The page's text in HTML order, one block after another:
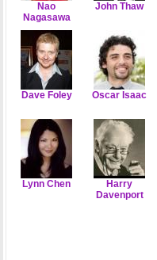
Nao
Nagasawa
John Thaw
Dave Foley Oscar Isaac
Lynn Chen
Harry
Davenport